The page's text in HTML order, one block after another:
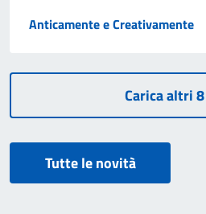
Anticamente e Creativamente
Tutte le novità